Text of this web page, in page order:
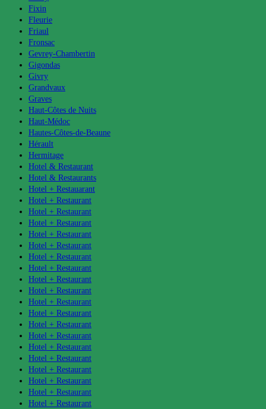
Fixin
Fleurie
Friaul
Fronsac
Gevrey-Chambertin
Gigondas
Givry
Grandvaux
Graves
Haut-Côtes de Nuits
Haut-Médoc
Hautes-Côtes-de-Beaune
Hérault
Hermitage
Hotel & Restaurant
Hotel & Restaurants
Hotel + Restauarant
Hotel + Restaurant
Hotel + Restaurant
Hotel + Restaurant
Hotel + Restaurant
Hotel + Restaurant
Hotel + Restaurant
Hotel + Restaurant
Hotel + Restaurant
Hotel + Restaurant
Hotel + Restaurant
Hotel + Restaurant
Hotel + Restaurant
Hotel + Restaurant
Hotel + Restaurant
Hotel + Restaurant
Hotel + Restaurant
Hotel + Restaurant
Hotel + Restaurant
Hotel + Restaurant